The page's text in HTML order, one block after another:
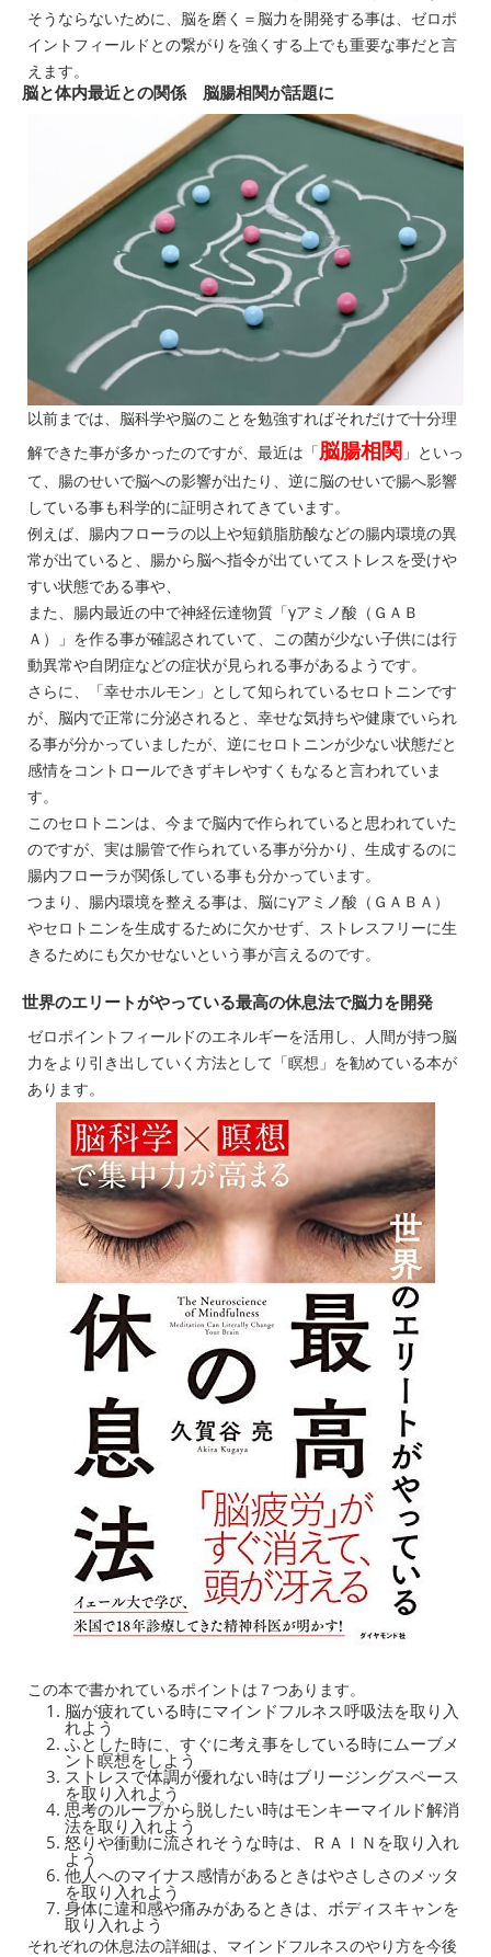
そうならないために、脳を磨く＝脳力を開発する事は、ゼロポ
イントフィールドとの繋がりを強くする上でも重要な事だと言
えます。
脳と体内最近との関係 脳腸相関が話題に
以前までは、脳科学や脳のことを勉強すればそれだけで十分理
解できた事が多かったのですが、最近は「脳腸相関 」といっ
て、腸のせいで脳への影響が出たり、逆に脳のせいで腸へ影響
している事も科学的に証明されてきています。
例えば、腸内フローラの以上や短鎖脂肪酸などの腸内環境の異
常が出ていると、腸から脳へ指令が出ていてストレスを受けや
すい状態である事や、
また、腸内最近の中で神経伝達物質「γアミノ酸（ＧＡＢ
Ａ）」を作る事が確認されていて、この菌が少ない子供には行
動異常や自閉症などの症状が見られる事があるようです。
さらに、「幸せホルモン」として知られているセロトニンです
が、脳内で正常に分泌されると、幸せな気持ちや健康でいられ
る事が分かっていましたが、逆にセロトニンが少ない状態だと
感情をコントロールできずキレやすくもなると言われていま
す。
このセロトニンは、今まで脳内で作られていると思われていた
のですが、実は腸管で作られている事が分かり、生成するのに
腸内フローラが関係している事も分かっています。
つまり、腸内環境を整える事は、脳にγアミノ酸（ＧＡＢＡ）
やセロトニンを生成するために欠かせず、ストレスフリーに生
きるためにも欠かせないという事が言えるのです。
世界のエリートがやっている最高の休息法で脳力を開発
ゼロポイントフィールドのエネルギーを活用し、人間が持つ脳
力をより引き出していく方法として「瞑想」を勧めている本が
あります。
この本で書かれているポイントは７つあります。
脳が疲れている時にマインドフルネス呼吸法を取り入
れよう
ふとした時に、すぐに考え事をしている時にムーブメ
ント瞑想をしよう
ストレスで体調が優れない時はブリージングスペース
を取り入れよう
思考のループから脱したい時はモンキーマイルド解消
法を取り入れよう
怒りや衝動に流されそうな時は、ＲＡＩＮを取り入れ
よう
他人へのマイナス感情があるときはやさしさのメッタ
を取り入れよう
身体に違和感や痛みがあるときは、ボディスキャンを
取り入れよう
それぞれの休息法の詳細は、マインドフルネスのやり方を今後